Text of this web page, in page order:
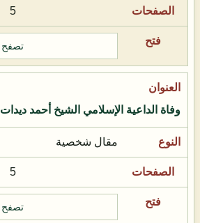
5
تصفح
وفاة الداعية الإسلامي الشيخ أحمد ديدات
مقال شخصية
5
تصفح